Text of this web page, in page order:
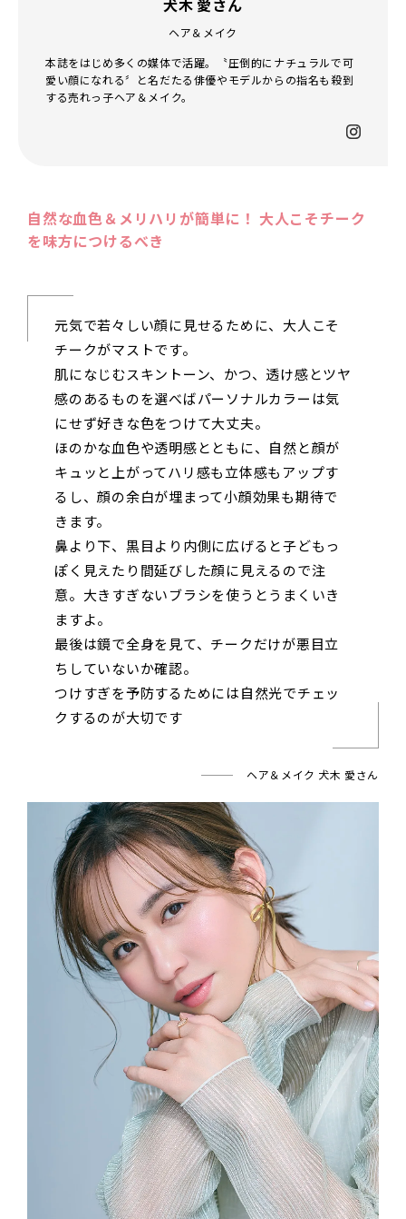
犬木 愛さん
ヘア＆メイク
本誌をはじめ多くの媒体で活躍。〝圧倒的にナチュラルで可
愛い顔になれる〞と名だたる俳優やモデルからの指名も殺到
する売れっ子ヘア＆メイク。
自然な血色＆メリハリが簡単に！ 大人こそチーク
を味方につけるべき
元気で若々しい顔に見せるために、大人こそ
チークがマストです。
肌になじむスキントーン、かつ、透け感とツヤ
感のあるものを選べばパーソナルカラーは気
にせず好きな色をつけて大丈夫。
ほのかな血色や透明感とともに、自然と顔が
キュッと上がってハリ感も立体感もアップす
るし、顔の余白が埋まって小顔効果も期待で
きます。
鼻より下、黒目より内側に広げると子どもっ
ぽく見えたり間延びした顔に見えるので注
意。大きすぎないブラシを使うとうまくいき
ますよ。
最後は鏡で全身を見て、チークだけが悪目立
ちしていないか確認。
つけすぎを予防するためには自然光でチェッ
クするのが大切です
ヘア＆メイク 犬木 愛さん